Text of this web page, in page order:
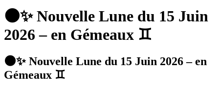
🌑✨ Nouvelle Lune du 15 Juin
2026 – en Gémeaux ♊
🌑✨ Nouvelle Lune du 15 Juin 2026 – en
Gémeaux ♊